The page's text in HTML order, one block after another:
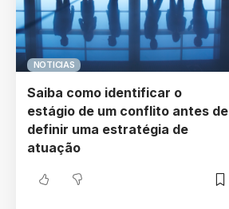
NOTICIAS
Saiba como identificar o
estágio de um conflito antes de
definir uma estratégia de
atuação